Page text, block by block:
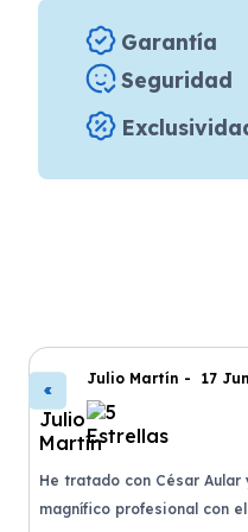
Garantía
Seguridad
Julio Martín - 17
He tratado con César Aular
magnífico profesional con